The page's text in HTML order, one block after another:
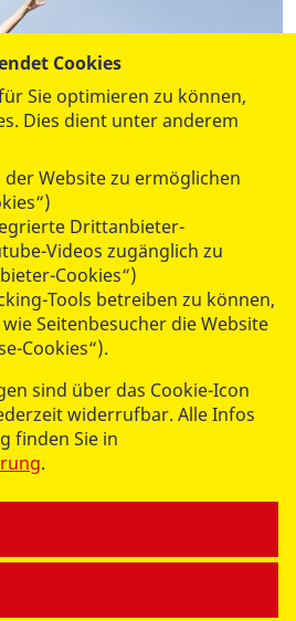
ASB-Mitgliedschaft.
Cookies
Sie optimieren zu können,
Dies dient unter anderem
Website zu ermöglichen
Drittanbieter-
Videos zugänglich zu
Cookies“)
Tools betreiben zu können,
Seitenbesucher die Website
Cookies“).
sind über das Cookie-Icon
widerrufbar. Alle Infos
finden Sie in
.